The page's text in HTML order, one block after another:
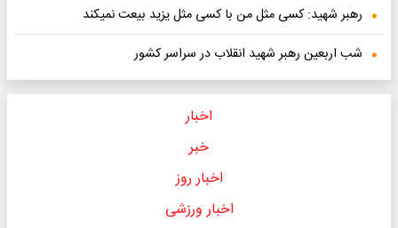
رهبر شهید: کسی مثل من با کسی مثل یزید بیعت نمیکند
شب اربعین رهبر شهید انقلاب در سراسر کشور
اخبار
خبر
اخبار روز
اخبار ورزشی